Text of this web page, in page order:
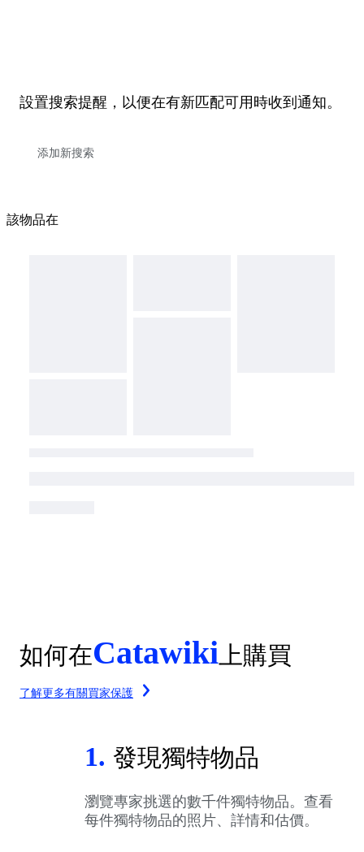
設置搜索提醒，以便在有新匹配可用時收到通知。
該物品在
如何在Catawiki 上購買
了解更多有關買家保護
1. 發現獨特物品
瀏覽專家挑選的數千件獨特物品。查看
每件獨特物品的照片、詳情和估價。